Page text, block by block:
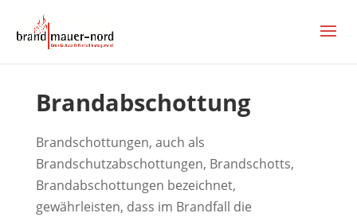
Brandabschottung
Brandschottungen, auch als
Brandschutzabschottungen, Brandschotts,
Brandabschottungen bezeichnet,
gewährleisten, dass im Brandfall die